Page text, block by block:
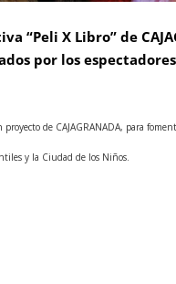
“Peli X Libro” de
por los espectadores
de CAJAGRANADA, para
y la Ciudad de los Niños.